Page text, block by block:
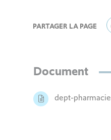
PARTAGER LA PAGE
Document
dept-pharmacie